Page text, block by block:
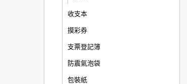
收支本
摸彩券
支票登記簿
防震氣泡袋
包裝紙